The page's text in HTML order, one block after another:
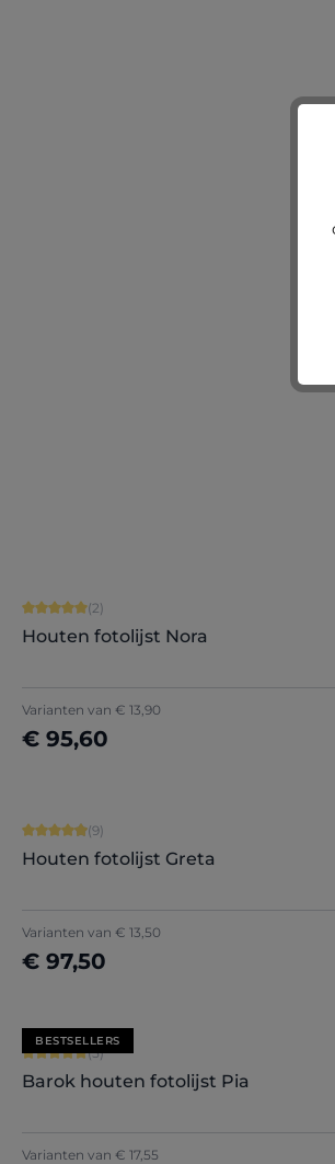
Gemiddelde waardering van 5 van 5
(2)
Houten fotolijst Nora
Varianten van € 13,90
€ 95,60
Nu configureren
Gemiddelde waardering van 4.89 van
(9)
Houten fotolijst Greta
Varianten van € 13,50
€ 97,50
Nu configureren
BESTSELLERS
Gemiddelde waardering van 5 van 5
(5)
Barok houten fotolijst Pia
Varianten van € 17,55